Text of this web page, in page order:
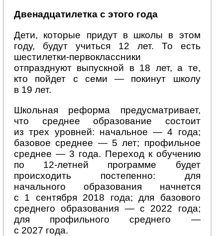
Двенадцатилетка с этого года
Дети, которые придут в школы в этом
году, будут учиться 12 лет. То есть
шестилетки-первоклассники
отпразднуют выпускной в 18 лет, а те,
кто пойдет с семи — покинут школу
в 19 лет.
Школьная реформа предусматривает,
что среднее образование состоит
из трех уровней: начальное — 4 года;
базовое среднее — 5 лет; профильное
среднее — 3 года. Переход к обучению
по 12-летней программе будет
происходить постепенно: для
начального образования начнется
с 1 сентября 2018 года; для базового
среднего образования — с 2022 года;
для профильного среднего —
с 2027 года.